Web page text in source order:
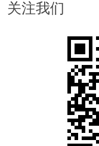
关注我们